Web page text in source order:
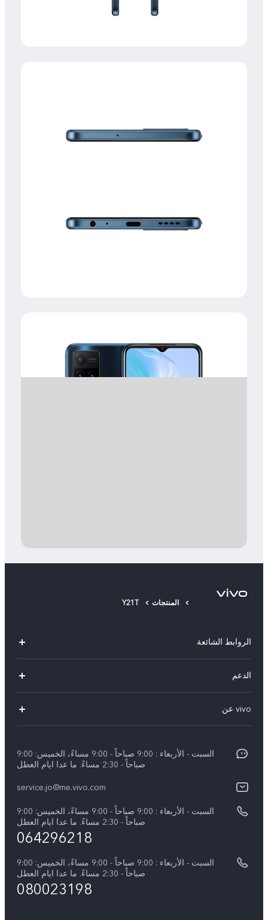
المنتجات Y21T
الروابط الشائعة
Y19s(New)
Y28(New)
كل الموديلات
الدعم
مركز الخدمة
Funtouch OS
بيان الخصوصية بشأن خدمة العملاء
vivo عن
اضغط
الإشعارات القانونية
نبذة عنا
الاستدامة
السبت - الأربعاء : 9:00 صباحاً - 9:00 مساءً، الخميس: 9:00
صباحاً - 2:30 مساءً. ما عدا ايام العطل
service.jo@me.vivo.com
السبت - الأربعاء : 9:00 صباحاً - 9:00 مساءً، الخميس: 9:00
صباحاً - 2:30 مساءً. ما عدا ايام العطل
064296218
السبت - الأربعاء : 9:00 صباحاً - 9:00 مساءً، الخميس: 9:00
صباحاً - 2:30 مساءً. ما عدا ايام العطل
080023198